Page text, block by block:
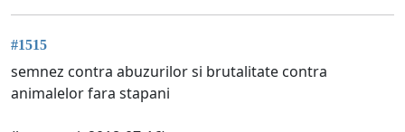
#1515
semnez contra abuzurilor si brutalitate contra
animalelor fara stapani